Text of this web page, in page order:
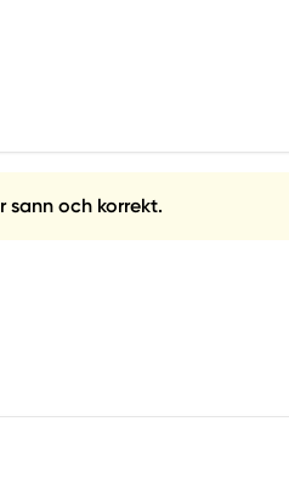
och korrekt.